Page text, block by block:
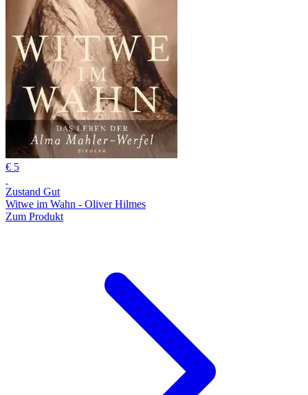
€ 5
Zustand Gut
Witwe im Wahn - Oliver Hilmes
Zum Produkt